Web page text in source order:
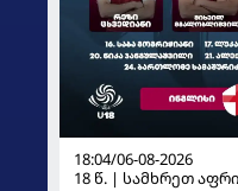
18:04/06-08-2026
18 წ. | სამხრეთ